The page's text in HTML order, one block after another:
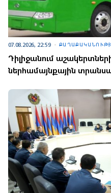
07.08.2026, 22:59
Դիլիջանում
ներհամայնքային